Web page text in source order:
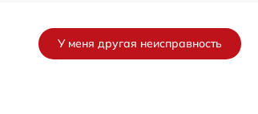
У меня другая неисправность